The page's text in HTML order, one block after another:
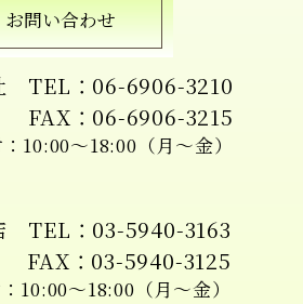
お問い合わせ
TEL：06-6906-3210
FAX：06-6906-3215
10:00〜18:00（月〜金）
TEL：03-5940-3163
FAX：03-5940-3125
10:00〜18:00（月〜金）